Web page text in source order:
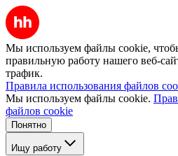
Мы используем файлы cookie,
правильную работу нашего веб-
трафик.
Правила использования файлов
Мы используем файлы cookie.
файлов cookie
Понятно
Ищу работу